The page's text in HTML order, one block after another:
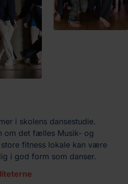
i skolens dansestudie.
om det fælles Musik- og
fitness lokale kan være
i god form som danser.